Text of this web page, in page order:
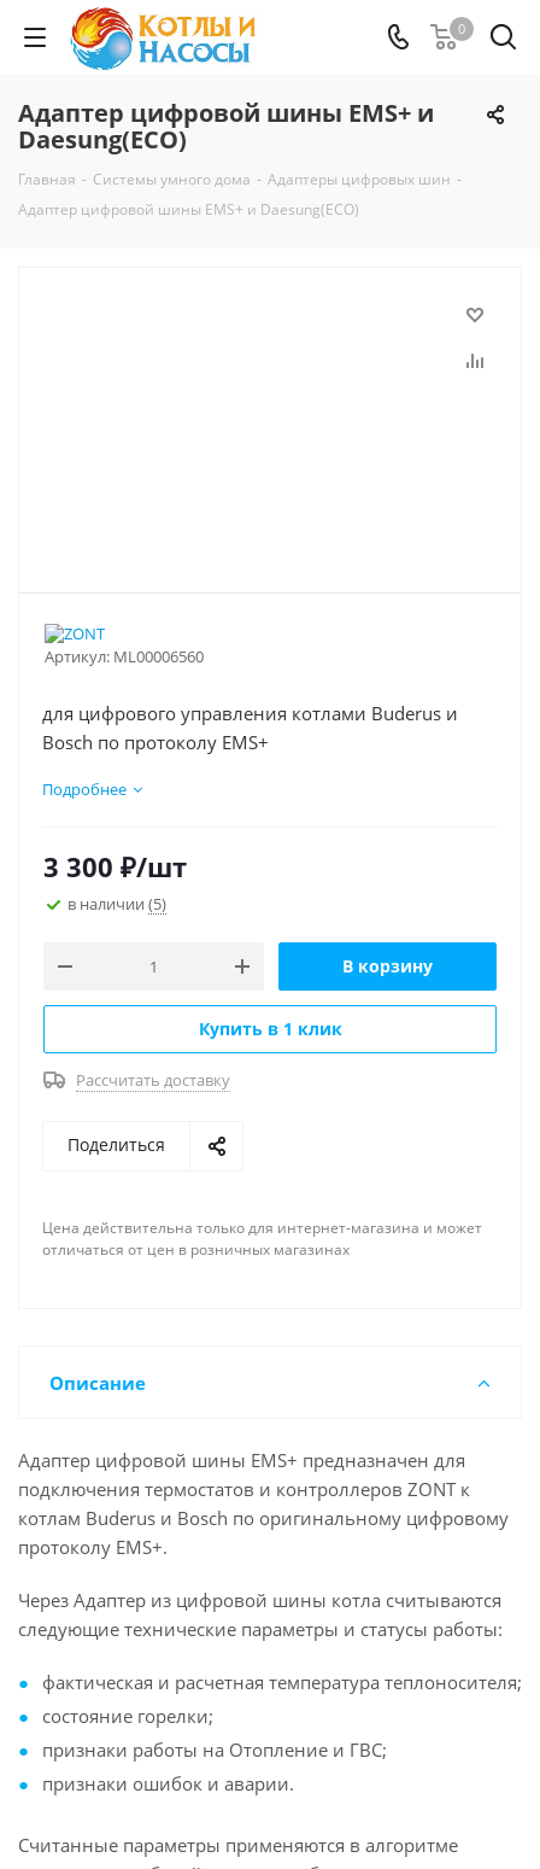
0
Адаптер цифровой шины EMS+ и
Daesung(ECO)
Главная - Системы умного дома - Адаптеры цифровых шин -
Адаптер цифровой шины EMS+ и Daesung(ECO)
Артикул: ML00006560
для цифрового управления котлами Buderus и
Bosch по протоколу EMS+
подходит для термостатов и контроллеров
работает по K-Line и RS-485
по цифровой шине
Подробнее
3 300 ₽/шт
в наличии (5)
В корзину
Купить в 1 клик
Рассчитать доставку
Поделиться
Цена действительна только для интернет-магазина и может
отличаться от цен в розничных магазинах
Описание
Адаптер цифровой шины EMS+ предназначен для
подключения термостатов и контроллеров ZONT к
котлам Buderus и Bosch по оригинальному цифровому
протоколу EMS+.
Через Адаптер из цифровой шины котла считываются
следующие технические параметры и статусы работы:
фактическая и расчетная температура теплоносителя;
состояние горелки;
признаки работы на Отопление и ГВС;
признаки ошибок и аварии.
Считанные параметры применяются в алгоритме